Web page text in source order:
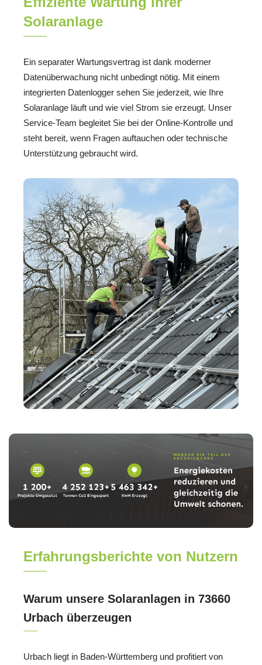
Solaranlage
Ein separater Wartungsvertrag ist dank moderner
Datenüberwachung nicht unbedingt nötig. Mit einem
integrierten Datenlogger sehen Sie jederzeit, wie Ihre
Solaranlage läuft und wie viel Strom sie erzeugt. Unser
Service-Team begleitet Sie bei der Online-Kontrolle und
steht bereit, wenn Fragen auftauchen oder technische
Unterstützung gebraucht wird.
Erfahrungsberichte von Nutzern
Warum unsere Solaranlagen in 73660
Urbach überzeugen
Urbach liegt in Baden-Württemberg und profitiert von